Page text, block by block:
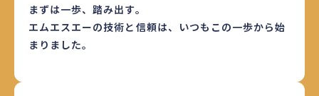
まずは一歩、踏み出す。
エムエスエーの技術と信頼は、いつもこの一歩から始
まりました。